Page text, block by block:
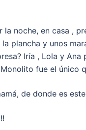
noche, en casa ,
plancha y unos
Iría , Lola y
fue el único
de donde es